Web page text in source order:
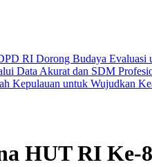
RI Dorong Budaya Evaluasi
Data Akurat dan SDM
Kepulauan untuk Wujudkan
HUT RI Ke-